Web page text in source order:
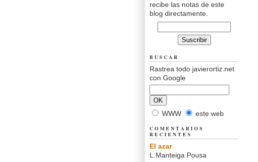
recibe las notas de este
blog directamente.
BUSCAR
Rastrea todo javierortiz.net
con Google
WWW este web
COMENTARIOS
RECIENTES
El azar
L.Manteiga Pousa